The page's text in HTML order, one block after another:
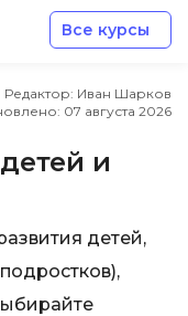
Все курсы
Редактор: Иван Шарков
07 августа 2026
и
детей,